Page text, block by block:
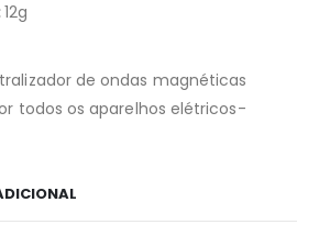
12g
de ondas magnéticas
todos os aparelhos elétricos-